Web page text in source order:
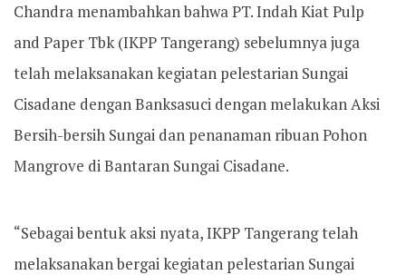
Chandra menambahkan bahwa PT. Indah Kiat Pulp
and Paper Tbk (IKPP Tangerang) sebelumnya juga
telah melaksanakan kegiatan pelestarian Sungai
Cisadane dengan Banksasuci dengan melakukan Aksi
Bersih-bersih Sungai dan penanaman ribuan Pohon
Mangrove di Bantaran Sungai Cisadane.
“Sebagai bentuk aksi nyata, IKPP Tangerang telah
melaksanakan bergai kegiatan pelestarian Sungai